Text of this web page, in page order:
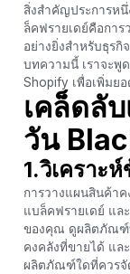
สิ่งสำคัญประการหนึ่
ล็คฟรายเดย์คือกา
อย่างยิ่งสำหรับธุร
บทความนี้ เราจะพู
Shopify เพื่อเพิ่มย
เคล็ดลั
วัน
1.วิเคราะ
การวางแผนสินค้า
แบล็คฟรายเดย์ แล
ของคุณ ดูผลิตภัณฑ์
คงคลังที่ขายได้ แล
ผลิตภัณฑ์ใดที่ควร